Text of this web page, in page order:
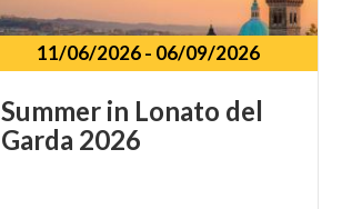
11/06/2026- 06/09/2026
Summer in Lonato del
Garda 2026